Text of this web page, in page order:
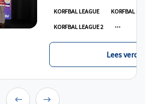
KORFBAL LEAGUE KORFBAL
KORFBAL LEAGUE 2
Lees verder